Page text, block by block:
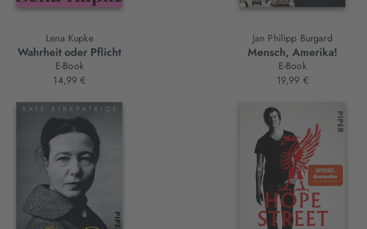
Lena Kupke
Wahrheit oder Pflicht
E-Book
14,99 €
Jan Philipp Burgard
Mensch, Amerika!
E-Book
19,99 €